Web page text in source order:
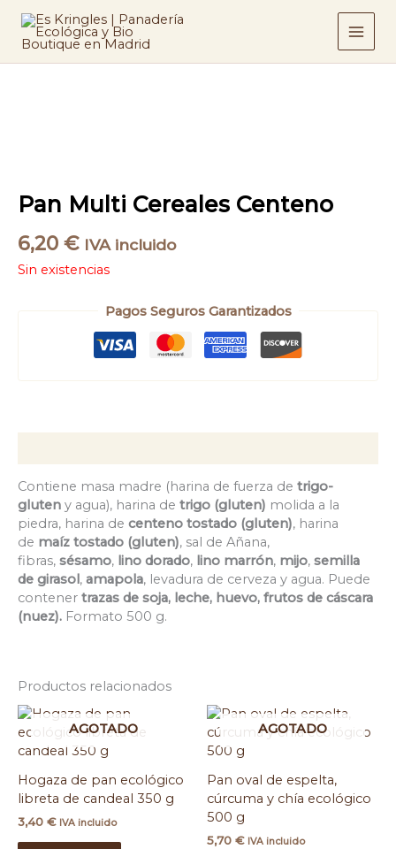
contenido
Pan Multi Cereales Centeno
6,20 € IVA incluido
Sin existencias
Pagos Seguros Garantizados
Contiene masa madre (harina de fuerza de trigo-
gluten y agua), harina de trigo (gluten) molida a la
piedra, harina de centeno tostado (gluten), harina
de maíz tostado (gluten), sal de Añana,
fibras, sésamo, lino dorado, lino marrón, mijo, semilla
de girasol, amapola, levadura de cerveza y agua. Puede
contener trazas de soja, leche, huevo, frutos de cáscara
(nuez). Formato 500 g.
Productos relacionados
AGOTADO
Hogaza de pan ecológico
libreta de candeal 350 g
3,40 € IVA incluido
AGOTADO
Pan oval de espelta,
cúrcuma y chía ecológico
500 g
5,70 € IVA incluido